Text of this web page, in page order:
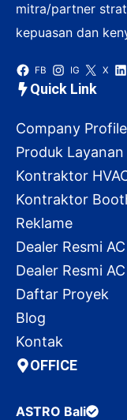
mitra/partner
kepuasan dan
FB IG X
Quick Link
Company Profile
Produk Layanan
Kontraktor
Kontraktor
Reklame
Dealer Resmi
Dealer Resmi
Daftar Proyek
Blog
Kontak
OFFICE
ASTRO Bali